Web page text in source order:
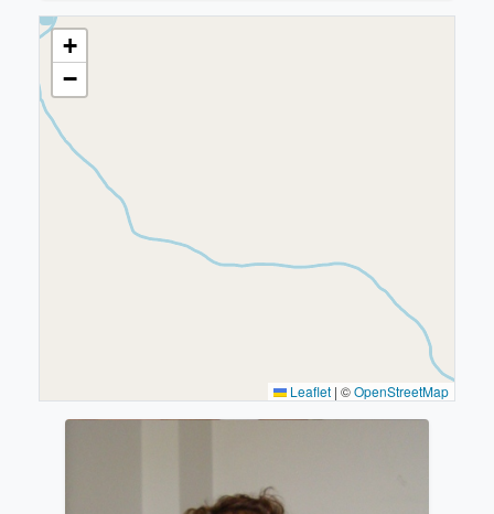
+
−
Leaflet | ©OpenStreetMap